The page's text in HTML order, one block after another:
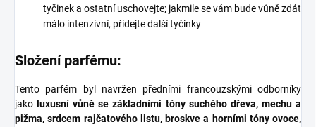
tyčinek a ostatní uschovejte; jakmile se vám bude vůně zdát
málo intenzivní, přidejte další tyčinky
Složení parfému:
Tento parfém byl navržen předními francouzskými odborníky
jako luxusní vůně se základními tóny suchého dřeva, mechu a
pižma, srdcem rajčatového listu, broskve a horními tóny ovoce,